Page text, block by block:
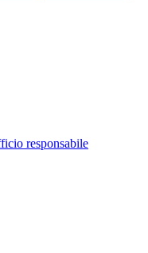
responsabile